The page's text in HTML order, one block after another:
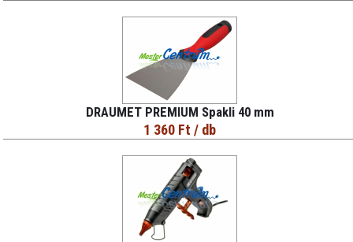
DRAUMET PREMIUM Spakli 40 mm
1 360 Ft / db